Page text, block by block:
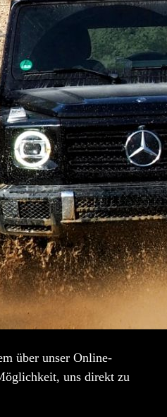
über unser Online-
uns direkt zu